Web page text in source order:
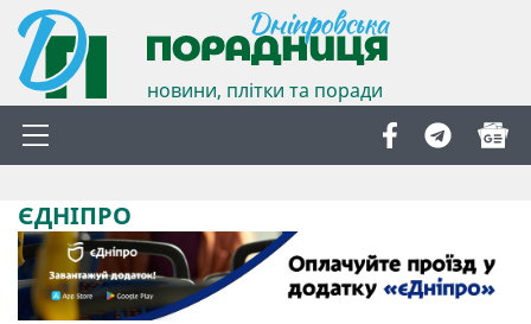
новини, плітки та поради
ЄДНІПРО